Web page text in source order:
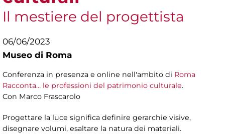
Il mestiere del progettista
06/06/2023
Museo di Roma
Conferenza in presenza e online nell'ambito di Roma
Racconta… le professioni del patrimonio culturale.
Con Marco Frascarolo
Progettare la luce significa definire gerarchie visive,
disegnare volumi, esaltare la natura dei materiali.